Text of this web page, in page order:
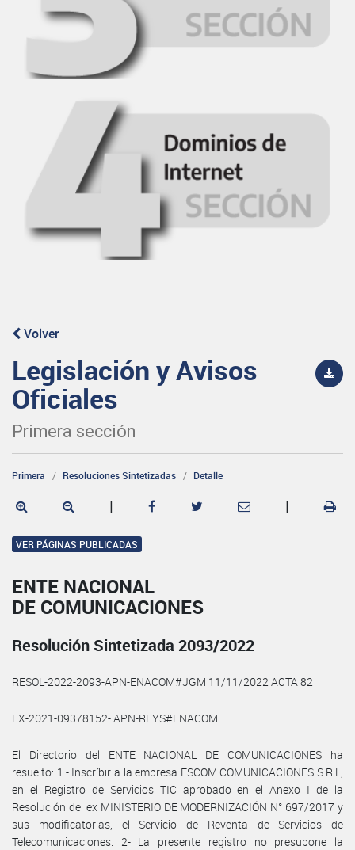
Volver
Legislación y Avisos
Oficiales
Primera sección
Primera Resoluciones Sintetizadas Detalle
| |
VER PÁGINAS PUBLICADAS
ENTE NACIONAL
DE COMUNICACIONES
Resolución Sintetizada 2093/2022
RESOL-2022-2093-APN-ENACOM#JGM 11/11/2022 ACTA 82
EX-2021-09378152- APN-REYS#ENACOM.
El Directorio del ENTE NACIONAL DE COMUNICACIONES ha
resuelto: 1.- Inscríbir a la empresa ESCOM COMUNICACIONES S.R.L,
en el Registro de Servicios TIC aprobado en el Anexo I de la
Resolución del ex MINISTERIO DE MODERNIZACIÓN N° 697/2017 y
sus modificatorias, el Servicio de Reventa de Servicios de
Telecomunicaciones. 2- La presente registro no presupone la